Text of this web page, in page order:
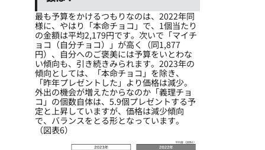
最も予算をかけるつもりなのは、2022年同
様に、やはり「本命チョコ」で、1個当たり
の金額は平均2,179円です。次いで「マイチ
ョコ（自分チョコ）」が高く（同1,877
円）、自分へのご褒美には予算をいとわな
い傾向も、引き続きみられます。2023年の
傾向としては、「本命チョコ」を除き、
「昨年プレゼントした」より価格は減少。
外出の機会が増えたからなのか「義理チョ
コ」の個数自体は、5.9個プレゼントする予
定と上昇していますが、価格は減少傾向
で、バランスをとる形となっています。
（図表6）